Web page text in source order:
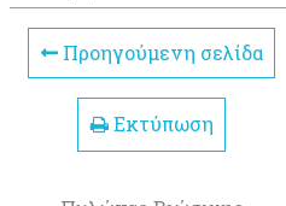
Προηγούμενη σελίδα
Εκτύπωση